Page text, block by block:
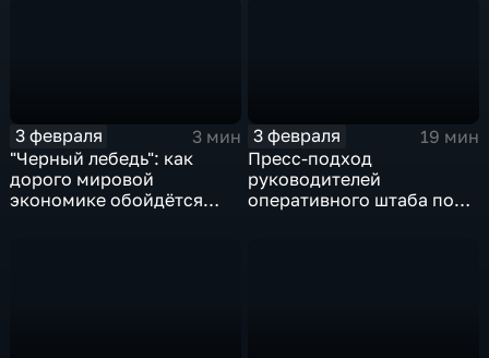
3 февраля
3 мин
"Черный лебедь": как
дорого мировой
экономике обойдётся
3 февраля
19 мин
Пресс-подход
руководителей
оперативного штаба по